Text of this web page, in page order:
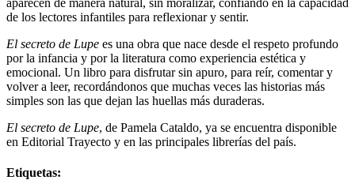
aparecen de manera natural, sin moralizar, confiando en la capacidad
de los lectores infantiles para reflexionar y sentir.
El secreto de Lupe es una obra que nace desde el respeto profundo
por la infancia y por la literatura como experiencia estética y
emocional. Un libro para disfrutar sin apuro, para reír, comentar y
volver a leer, recordándonos que muchas veces las historias más
simples son las que dejan las huellas más duraderas.
El secreto de Lupe, de Pamela Cataldo, ya se encuentra disponible
en Editorial Trayecto y en las principales librerías del país.
Etiquetas: